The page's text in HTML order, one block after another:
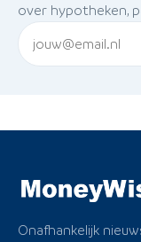
over hypotheken,
Onafhankelijk